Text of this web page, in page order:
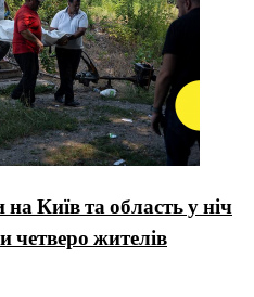
на Київ та область у ніч
четверо жителів